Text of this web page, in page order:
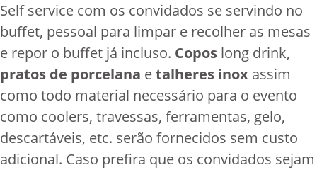
Self service com os convidados se servindo no
buffet, pessoal para limpar e recolher as mesas
e repor o buffet já incluso. Copos long drink,
pratos de porcelana etalheres inox assim
como todo material necessário para o evento
como coolers, travessas, ferramentas, gelo,
descartáveis, etc. serão fornecidos sem custo
adicional. Caso prefira que os convidados sejam